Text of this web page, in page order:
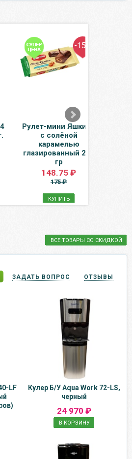
-15%
Рулет-мини Яшкино
с солёной
карамелью
глазированный 200
гр
148.75 ₽
175 ₽
КУПИТЬ
ВСЕ ТОВАРЫ СО СКИДКОЙ
ЗАДАТЬ ВОПРОС ОТЗЫВЫ
LF
Кулер Б/У Aqua Work 72-LS,
черный
24 970 ₽
В КОРЗИНУ